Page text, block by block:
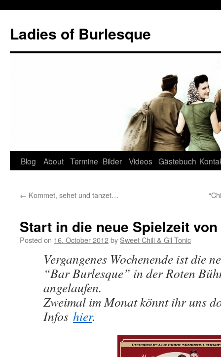
content
Ladies of Burlesque
Blog About Termine Bilder Videos Gästebuch
← Kommet, sehet und tanzet…
Start in die neue Spielzeit
Posted on 16. October 2012by Sweet Chili & Gil Tonic
Vergangenes Wochenende ist die
“Bar Burlesque” in der Roten
angelaufen.
Zweimal im Monat könnt ihr uns
Infos hier.